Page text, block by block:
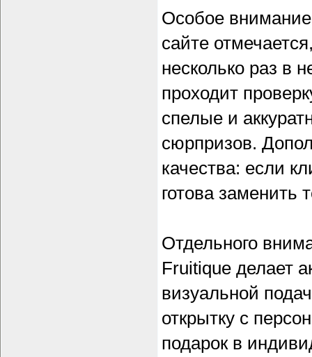
Особое внимание
сайте
несколько раз в
проходит
спелые и
сюрпризов.
качества: если
готова заменить
Отдельного
Fruitique делает
визуальной
открытку с
подарок в